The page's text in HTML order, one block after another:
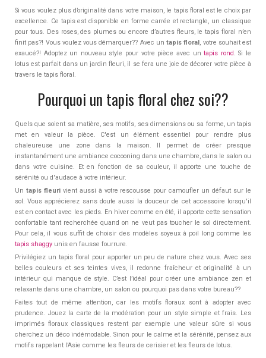
Si vous voulez plus d’originalité dans votre maison, le tapis floral est le choix par
excellence. Ce tapis est disponible en forme carrée et rectangle, un classique
pour tous. Des roses, des plumes ou encore d’autres fleurs, le tapis floral n’en
finit pas?! Vous voulez vous démarquer?? Avec un tapis floral , votre souhait est
exaucé?! Adoptez un nouveau style pour votre pièce avec untapis rond . Si le
lotus est parfait dans un jardin fleuri, il se fera une joie de décorer votre pièce à
travers le tapis floral.
Pourquoi un tapis floral chez soi??
Quels que soient sa matière, ses motifs, ses dimensions ou sa forme, un tapis
met en valeur la pièce. C'est un élément essentiel pour rendre plus
chaleureuse une zone dans la maison. Il permet de créer presque
instantanément une ambiance cocooning dans une chambre, dans le salon ou
dans votre cuisine. Et en fonction de sa couleur, il apporte une touche de
sérénité ou d'audace à votre intérieur.
Un tapis fleurivient aussi à votre rescousse pour camoufler un défaut sur le
sol. Vous apprécierez sans doute aussi la douceur de cet accessoire lorsqu'il
est en contact avec les pieds. En hiver comme en été, il apporte cette sensation
confortable tant recherchée quand on ne veut pas toucher le sol directement.
Pour cela, il vous suffit de choisir des modèles soyeux à poil long comme les
tapis shaggy unis en fausse fourrure.
Privilégiez un tapis floral pour apporter un peu de nature chez vous. Avec ses
belles couleurs et ses teintes vives, il redonne fraîcheur et originalité à un
intérieur qui manque de style. C’est l’idéal pour créer une ambiance zen et
relaxante dans une chambre, un salon ou pourquoi pas dans votre bureau??
Faites tout de même attention, car les motifs floraux sont à adopter avec
prudence. Jouez la carte de la modération pour un style simple et frais. Les
imprimés floraux classiques restent par exemple une valeur sûre si vous
cherchez un déco indémodable. Sinon pour le calme et la sérénité, pensez aux
motifs rappelant l’Asie comme les fleurs de cerisier et les fleurs de lotus.